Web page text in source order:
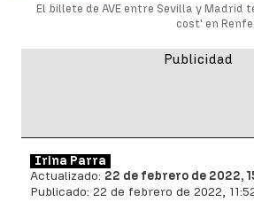
El billete de AVE entre Sevilla y Madrid
cost' en Renfe
Irina Parra
Actualizado: 22 de febrero de 2022,
Publicado: 22 de febrero de 2022,